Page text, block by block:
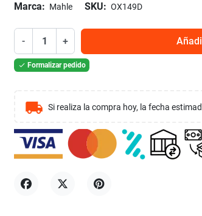
Marca: Mahle SKU: OX149D
- +
 Formalizar pedido
local_shipping Si realiza la compra hoy, la fecha